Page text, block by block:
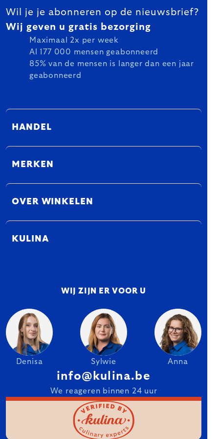
Wil je je abonneren op de nieuwsbrief?
Wij geven u gratis bezorging
Maximaal 2x per week
Al 177 000 mensen geabonneerd
85% van de mensen is langer dan een jaar
geabonneerd
HANDEL
MERKEN
OVER WINKELEN
KULINA
WIJ ZIJN ER VOOR U
Denisa Sylwie Anna
info@kulina.be
We reageren binnen 24 uur